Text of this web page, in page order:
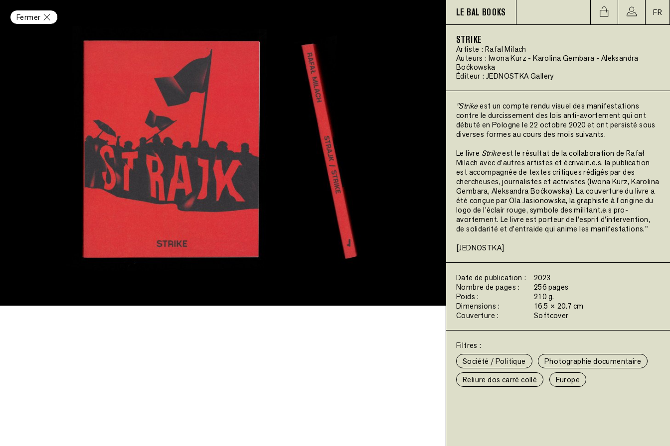
Fermer LE BAL BOOKS FR
STRIKE
Artiste : Rafal Milach
Auteurs :Iwona Kurz -Karolina Gembara - Aleksandra
Boćkowska
Éditeur :JEDNOSTKA Gallery
"Strikeest un compte rendu visuel des manifestations
contre le durcissement des lois anti-avortement qui ont
débuté en Pologne le 22 octobre 2020 et ont persisté sous
diverses formes au cours des mois suivants.
Le livre Strikeest le résultat de la collaboration de Rafał
Milach avec d'autres artistes et écrivain.e.s. la publication
est accompagnée de textes critiques rédigés par des
chercheuses, journalistes et activistes (Iwona Kurz, Karolina
Gembara, Aleksandra Boćkowska). La couverture du livre a
été conçue par Ola Jasionowska, la graphiste à l'origine du
logo de l'éclair rouge, symbole des militant.e.s pro-
avortement. Le livre est porteur de l'esprit d'intervention,
de solidarité et d'entraide qui anime les manifestations."
[JEDNOSTKA]
Date de publication :
2023
Nombre de pages :
256 pages
Poids :
210 g.
Dimensions :
16.5 × 20.7 cm
Couverture :
Softcover
Filtres :
Société / Politique
Photographie documentaire
Reliure dos carré collé
Europe